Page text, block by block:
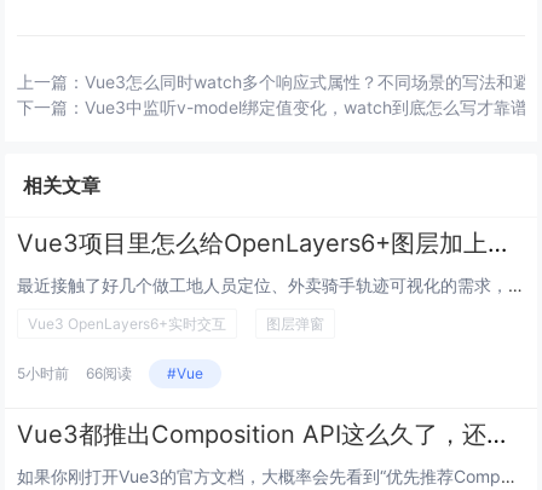
上一篇：Vue3怎么同时watch多个响应式属性？不同场景的写法和避
下一篇：Vue3中监听v-model绑定值变化，watch到底怎么写才靠谱
相关文章
Vue3项目里怎么给OpenLayers6+图层加上流畅的实时交互弹窗？
最近接触了好几个做工地人员定位、外卖骑手轨迹可视化的需求，都是用Vue3搭页面，选OpenLayers做地图底的，但一到...
Vue3 OpenLayers6+实时交互 图层弹窗
5小时前 66阅读 #Vue
Vue3都推出Composition API这么久了，还有必要学Options API吗？
如果你刚打开Vue3的官方文档，大概率会先看到“优先推荐Composition API”的提示，再加上很多新教程都把重心...